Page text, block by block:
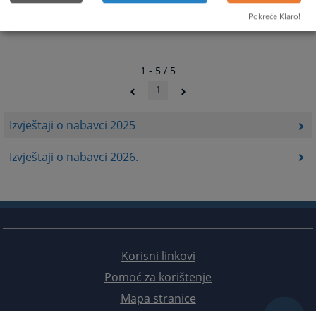
Izvještaji o nabavci 2025
Izvještaji o nabavci 2026.
1 - 5 / 5
1
Korisni linkovi
Pomoć za korištenje
Mapa stranice
Pokreće Klaro!